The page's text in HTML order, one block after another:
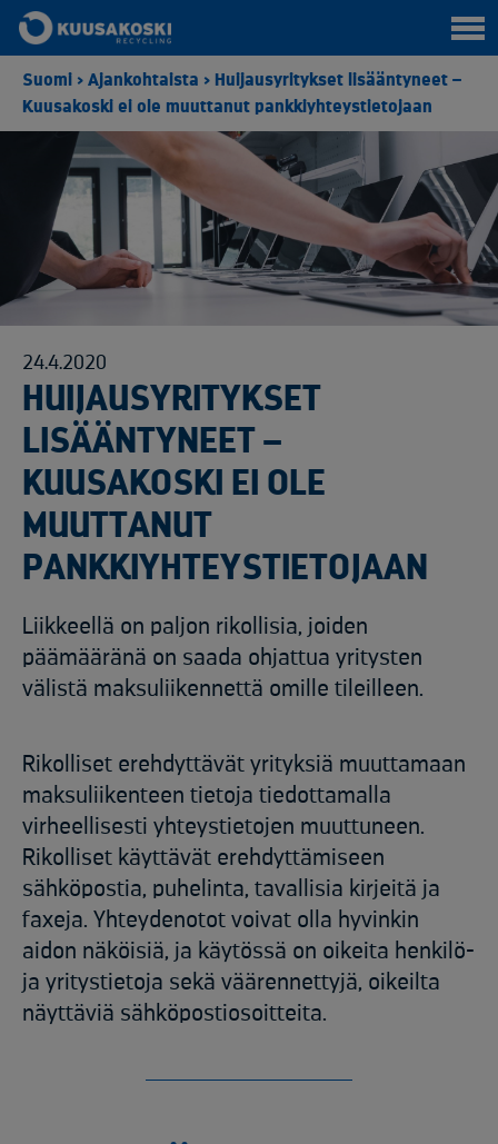
Suomi > Ajankohtaista > Huijausyritykset lisääntyneet –
Kuusakoski ei ole muuttanut pankkiyhteystietojaan
24.4.2020
HUIJAUSYRITYKSET
LISÄÄNTYNEET –
KUUSAKOSKI EI OLE
MUUTTANUT
PANKKIYHTEYSTIETOJAAN
Liikkeellä on paljon rikollisia, joiden
päämääränä on saada ohjattua yritysten
välistä maksuliikennettä omille tileilleen.
Rikolliset erehdyttävät yrityksiä muuttamaan
maksuliikenteen tietoja tiedottamalla
virheellisesti yhteystietojen muuttuneen.
Rikolliset käyttävät erehdyttämiseen
sähköpostia, puhelinta, tavallisia kirjeitä ja
faxeja. Yhteydenotot voivat olla hyvinkin
aidon näköisiä, ja käytössä on oikeita henkilö-
ja yritystietoja sekä väärennettyjä, oikeilta
näyttäviä sähköpostiosoitteita.